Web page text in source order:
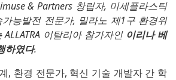
& Partners 창립자, 미세플라스틱
능발전 전문가, 밀라노 제1구 환경위
ALLATRA 이탈리아 참가자인 이리나 베
하였다.
, 환경 전문가, 혁신 기술 개발자 간 학